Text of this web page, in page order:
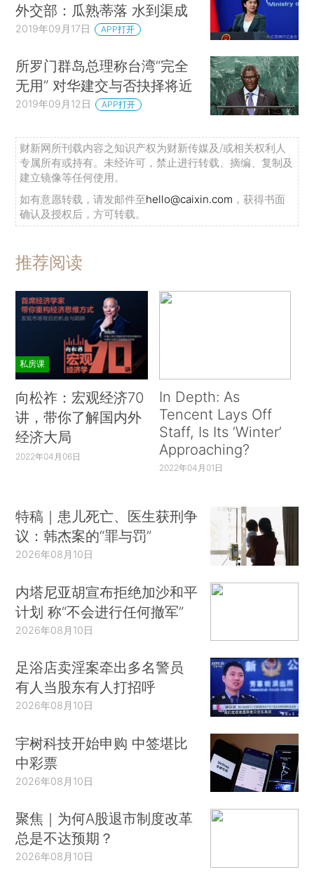
外交部：瓜熟蒂落 水到渠成
2019年09月17日 APP打开
所罗门群岛总理称台湾“完全
无用” 对华建交与否抉择将近
2019年09月12日 APP打开
财新网所刊载内容之知识产权为财新传媒及/或相关权利人
专属所有或持有。未经许可，禁止进行转载、摘编、复制及
建立镜像等任何使用。
如有意愿转载，请发邮件至hello@caixin.com ，获得书面
确认及授权后，方可转载。
推荐阅读
私房课
向松祚：宏观经济70
讲，带你了解国内外
经济大局
2022年04月06日
In Depth: As
Tencent Lays Off
Staff, Is Its ‘Winter’
Approaching?
2022年04月01日
特稿｜患儿死亡、医生获刑争
议：韩杰案的“罪与罚”
2026年08月10日
内塔尼亚胡宣布拒绝加沙和平
计划 称“不会进行任何撤军”
2026年08月10日
足浴店卖淫案牵出多名警员
有人当股东有人打招呼
2026年08月10日
宇树科技开始申购 中签堪比
中彩票
2026年08月10日
聚焦｜为何A股退市制度改革
总是不达预期？
2026年08月10日